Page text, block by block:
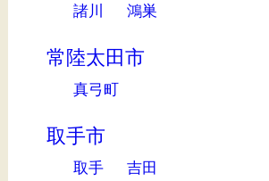
諸川 鴻巣
常陸太田市
真弓町
取手市
取手 吉田